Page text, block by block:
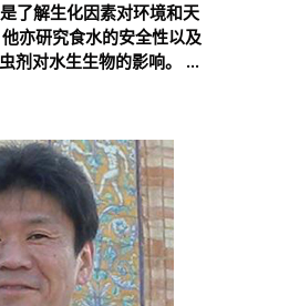
了解生化因素对环境和天
亦研究食水的安全性以及
剂对水生生物的影响。 ...